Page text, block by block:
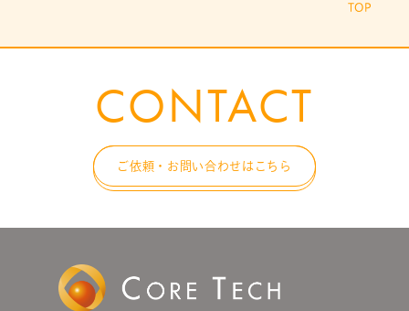
CONTACT
ご依頼・お問い合わせはこちら